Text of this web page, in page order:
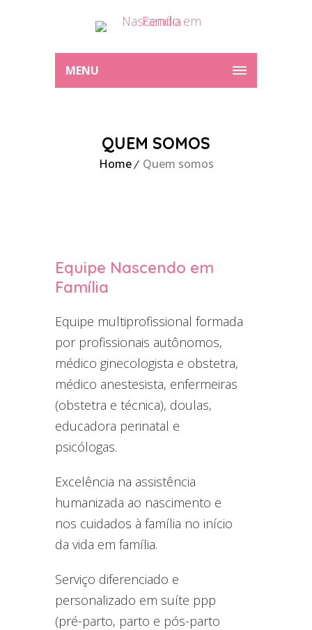
MENU
QUEM SOMOS
Home Quem somos
Equipe Nascendo em
Família
Equipe multiprofissional formada
por profissionais autônomos,
médico ginecologista e obstetra,
médico anestesista, enfermeiras
(obstetra e técnica), doulas,
educadora perinatal e
psicólogas.
Excelência na assistência
humanizada ao nascimento e
nos cuidados à família no início
da vida em família.
Serviço diferenciado e
personalizado em suíte ppp
(pré-parto, parto e pós-parto